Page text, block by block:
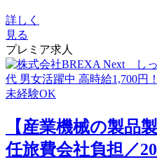
詳しく
見る
プレミア求人
【産業機械の製品
任旅費会社負担／